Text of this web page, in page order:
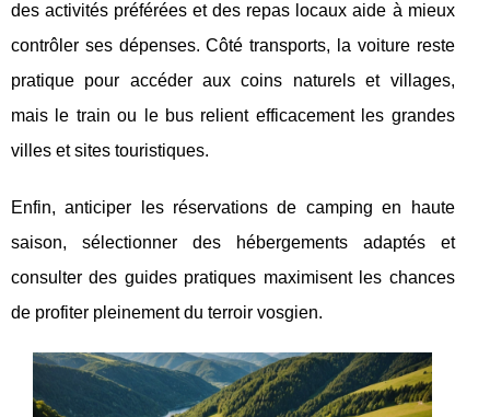
des activités préférées et des repas locaux aide à mieux
contrôler ses dépenses. Côté transports, la voiture reste
pratique pour accéder aux coins naturels et villages,
mais le train ou le bus relient efficacement les grandes
villes et sites touristiques.
Enfin, anticiper les réservations de camping en haute
saison, sélectionner des hébergements adaptés et
consulter des guides pratiques maximisent les chances
de profiter pleinement du terroir vosgien.